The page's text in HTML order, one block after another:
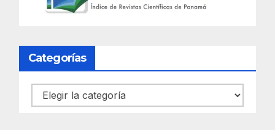
Categorías
Categorías